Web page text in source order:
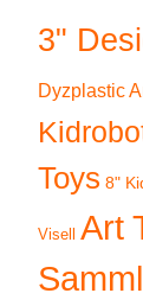
3"
Dyzplastic
Toys 8"
Visell
Art